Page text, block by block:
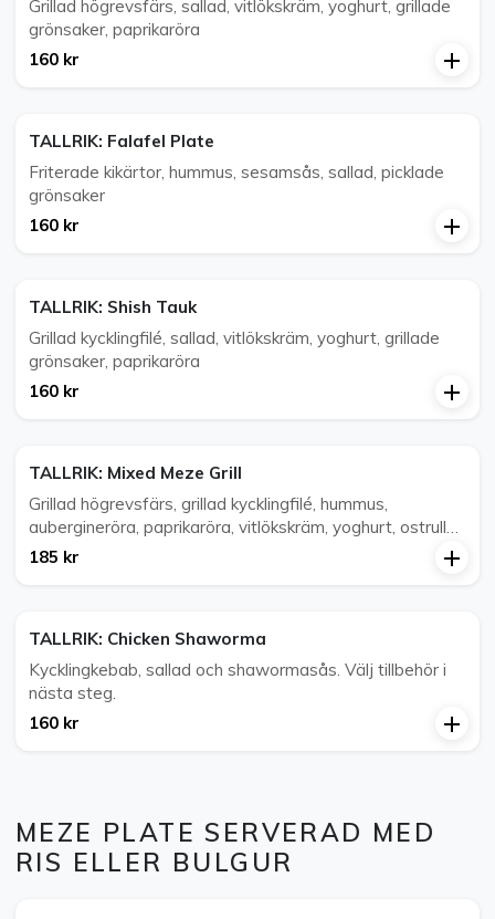
Grillad högrevsfärs, sallad, vitlökskräm, yoghurt, grillade
grönsaker, paprikaröra
160 kr
TALLRIK: Falafel Plate
Friterade kikärtor, hummus, sesamsås, sallad, picklade
grönsaker
160 kr
TALLRIK: Shish Tauk
Grillad kycklingfilé, sallad, vitlökskräm, yoghurt, grillade
grönsaker, paprikaröra
160 kr
TALLRIK: Mixed Meze Grill
Grillad högrevsfärs, grillad kycklingfilé, hummus,
aubergineröra, paprikaröra, vitlökskräm, yoghurt, ostrulle,
falafel och tabbouli. Välj tillbehör i nästa steg.
185 kr
TALLRIK: Chicken Shaworma
Kycklingkebab, sallad och shawormasås. Välj tillbehör i
nästa steg.
160 kr
MEZE PLATE SERVERAD MED
RIS ELLER BULGUR